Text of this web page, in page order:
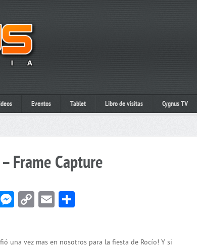
Eventos Tablet Libro de visitas Cygnus TV
Frame Capture
Messenger
CopyEmail
una vez mas en nosotros para la fiesta de Rocío! Y si